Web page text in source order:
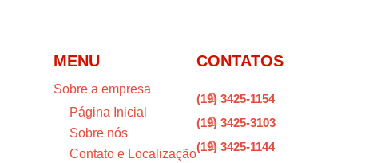
MENU
Sobre a empresa
Página Inicial
Sobre nós
Contato e Localização
CONTATOS

(19) 3425-1154

(19) 3425-3103

(19) 3425-1144